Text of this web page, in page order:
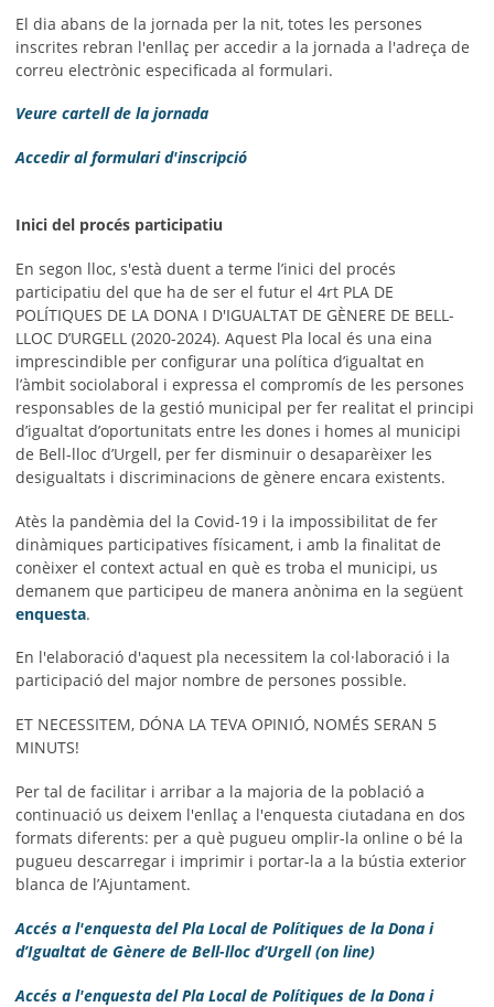
El dia abans de la jornada per la nit, totes les persones
inscrites rebran l'enllaç per accedir a la jornada a l'adreça de
correu electrònic especificada al formulari.
Veure cartell de la jornada
Accedir al formulari d'inscripció
Inici del procés participatiu
En segon lloc, s'està duent a terme l’inici del procés
participatiu del que ha de ser el futur el 4rt PLA DE
POLÍTIQUES DE LA DONA I D'IGUALTAT DE GÈNERE DE BELL-
LLOC D’URGELL (2020-2024). Aquest Pla local és una eina
imprescindible per configurar una política d’igualtat en
l’àmbit sociolaboral i expressa el compromís de les persones
responsables de la gestió municipal per fer realitat el principi
d’igualtat d’oportunitats entre les dones i homes al municipi
de Bell-lloc d’Urgell, per fer disminuir o desaparèixer les
desigualtats i discriminacions de gènere encara existents.
Atès la pandèmia del la Covid-19 i la impossibilitat de fer
dinàmiques participatives físicament, i amb la finalitat de
conèixer el context actual en què es troba el municipi, us
demanem que participeu de manera anònima en la següent
enquesta.
En l'elaboració d'aquest pla necessitem la col·laboració i la
participació del major nombre de persones possible.
ET NECESSITEM, DÓNA LA TEVA OPINIÓ, NOMÉS SERAN 5
MINUTS!
Per tal de facilitar i arribar a la majoria de la població a
continuació us deixem l'enllaç a l'enquesta ciutadana en dos
formats diferents: per a què pugueu omplir-la online o bé la
pugueu descarregar i imprimir i portar-la a la bústia exterior
blanca de l’Ajuntament.
Accés a l'enquesta del Pla Local de Polítiques de la Dona i
d’Igualtat de Gènere de Bell-lloc d’Urgell (on line)
Accés a l'enquesta del Pla Local de Polítiques de la Dona i